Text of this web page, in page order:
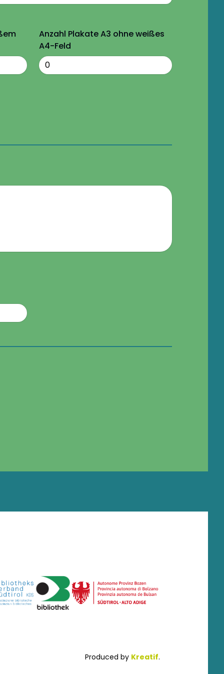
Anzahl Plakate A3 ohne weißes
A4-Feld
Produced by Kreatif.